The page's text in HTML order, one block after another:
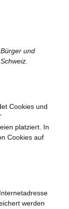
und
Cookies und
platziert. In
Cookies auf
werden